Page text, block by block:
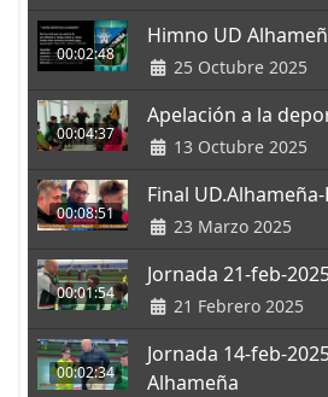
00:02:48
Himno UD
25 Octubre 2025
00:04:37
Apelación a la
13 Octubre 2025
00:08:51
Final
23 Marzo 2025
00:01:54
Jornada 21-feb-
21 Febrero 2025
00:02:34
Jornada 14-feb-
Alhameña